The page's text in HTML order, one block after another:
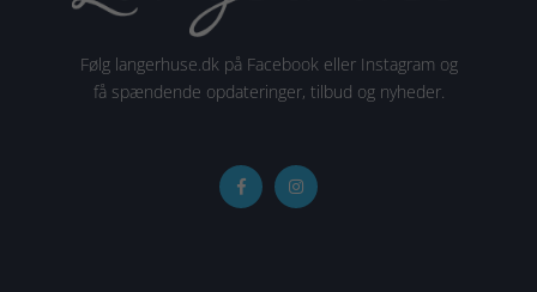
Følg langerhuse.dk på Facebook eller Instagram og
få spændende opdateringer, tilbud og nyheder.